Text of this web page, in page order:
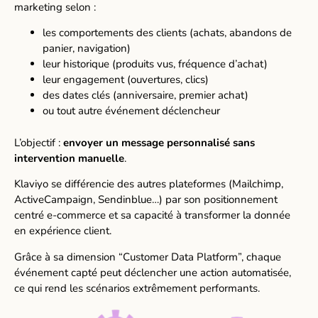
marketing selon :
les comportements des clients (achats, abandons de
panier, navigation)
leur historique (produits vus, fréquence d’achat)
leur engagement (ouvertures, clics)
des dates clés (anniversaire, premier achat)
ou tout autre événement déclencheur
L’objectif : envoyer un message personnalisé sans
intervention manuelle.
Klaviyo se différencie des autres plateformes (Mailchimp,
ActiveCampaign, Sendinblue…) par son positionnement
centré e-commerce et sa capacité à transformer la donnée
en expérience client.
Grâce à sa dimension “Customer Data Platform”, chaque
événement capté peut déclencher une action automatisée,
ce qui rend les scénarios extrêmement performants.